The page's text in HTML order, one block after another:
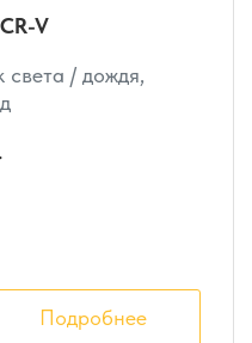
V
света / дождя,
Подробнее